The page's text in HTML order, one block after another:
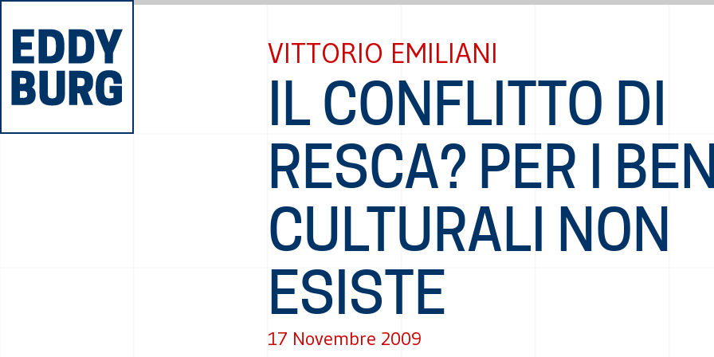
VITTORIO EMILIANI
IL CONFLITTO DI
RESCA? PER I
CULTURALI NON
ESISTE
17 Novembre 2009